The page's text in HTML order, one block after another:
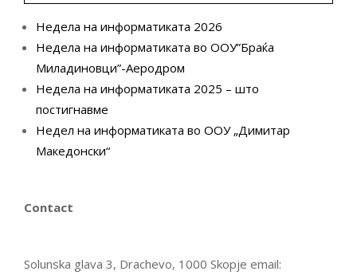
Недела на информатиката 2026
Недела на информатиката во ООУ”Браќа
Миладиновци”-Аеродром
Недела на информатиката 2025 – што
постигнавме
Недел на информатиката во ООУ „Димитар
Македонски“
Contact
Solunska glava 3, Drachevo, 1000 Skopje email: